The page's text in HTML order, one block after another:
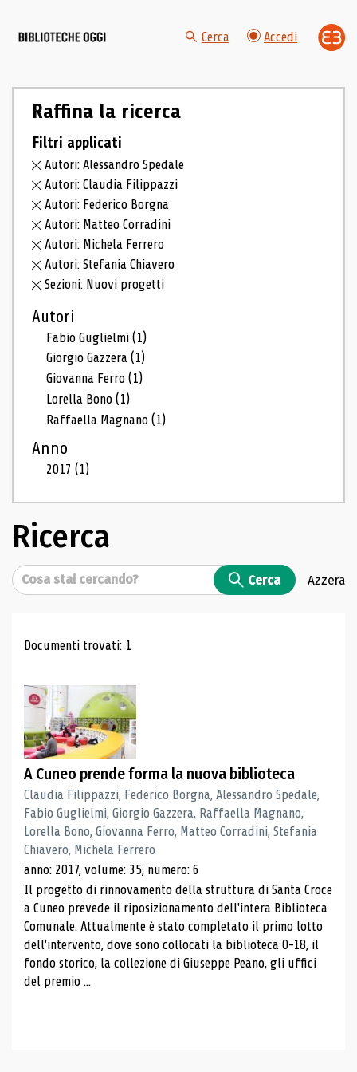
Cerca Accedi
Raffina la ricerca
Filtri applicati
Autori: Alessandro Spedale
Autori: Claudia Filippazzi
Autori: Federico Borgna
Autori: Matteo Corradini
Autori: Michela Ferrero
Autori: Stefania Chiavero
Sezioni: Nuovi progetti
Autori
Fabio Guglielmi(1)
Giorgio Gazzera(1)
Giovanna Ferro(1)
Lorella Bono(1)
Raffaella Magnano(1)
Anno
2017(1)
Ricerca
Cerca Cerca Azzera
Risultati di ricerca
Documenti trovati: 1
A Cuneo prende forma la nuova biblioteca
Claudia Filippazzi, Federico Borgna, Alessandro Spedale,
Fabio Guglielmi, Giorgio Gazzera, Raffaella Magnano,
Lorella Bono, Giovanna Ferro, Matteo Corradini, Stefania
Chiavero, Michela Ferrero
anno: 2017, volume: 35, numero: 6
Il progetto di rinnovamento della struttura di Santa Croce
a Cuneo prevede il riposizionamento dell'intera Biblioteca
Comunale. Attualmente è stato completato il primo lotto
dell'intervento, dove sono collocati la biblioteca 0-18, il
fondo storico, la collezione di Giuseppe Peano, gli uffici
del premio ...